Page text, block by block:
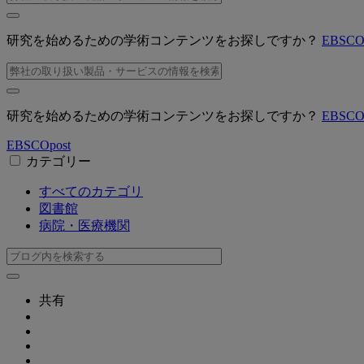
研究を始めるための学術コンテンツをお探しですか？
研究を始めるための学術コンテンツをお探しですか？
EBSCOpost
カテゴリー
すべてのカテゴリ
図書館
病院・医療機関
共有